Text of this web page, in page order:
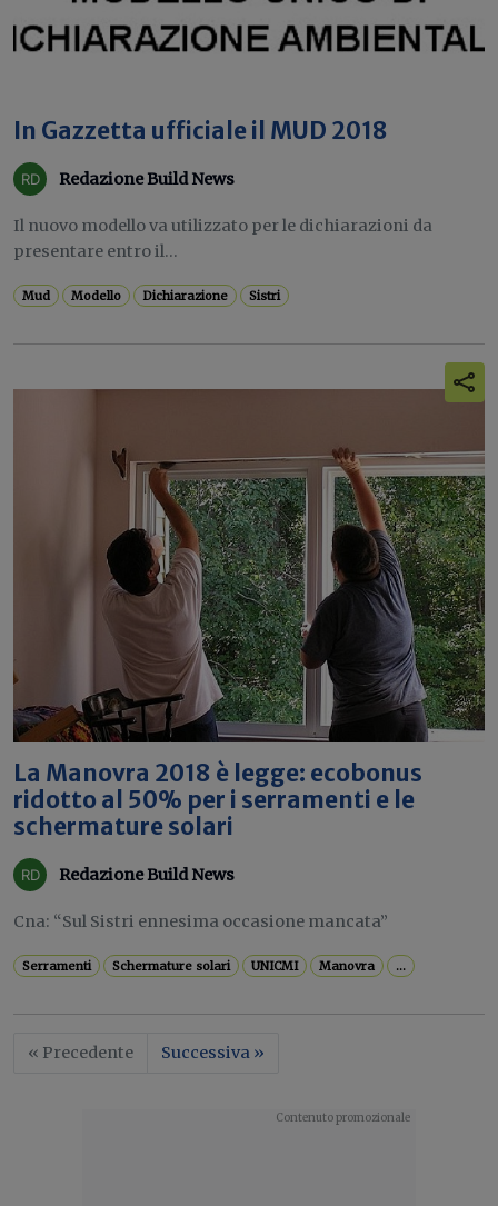
In Gazzetta ufficiale il MUD 2018
Redazione Build News
Il nuovo modello va utilizzato per le dichiarazioni da
presentare entro il...
Mud Modello Dichiarazione Sistri
La Manovra 2018 è legge: ecobonus
ridotto al 50% per i serramenti e le
schermature solari
Redazione Build News
Cna: “Sul Sistri ennesima occasione mancata”
Serramenti Schermature solari UNICMI Manovra ...
« Precedente Successiva »